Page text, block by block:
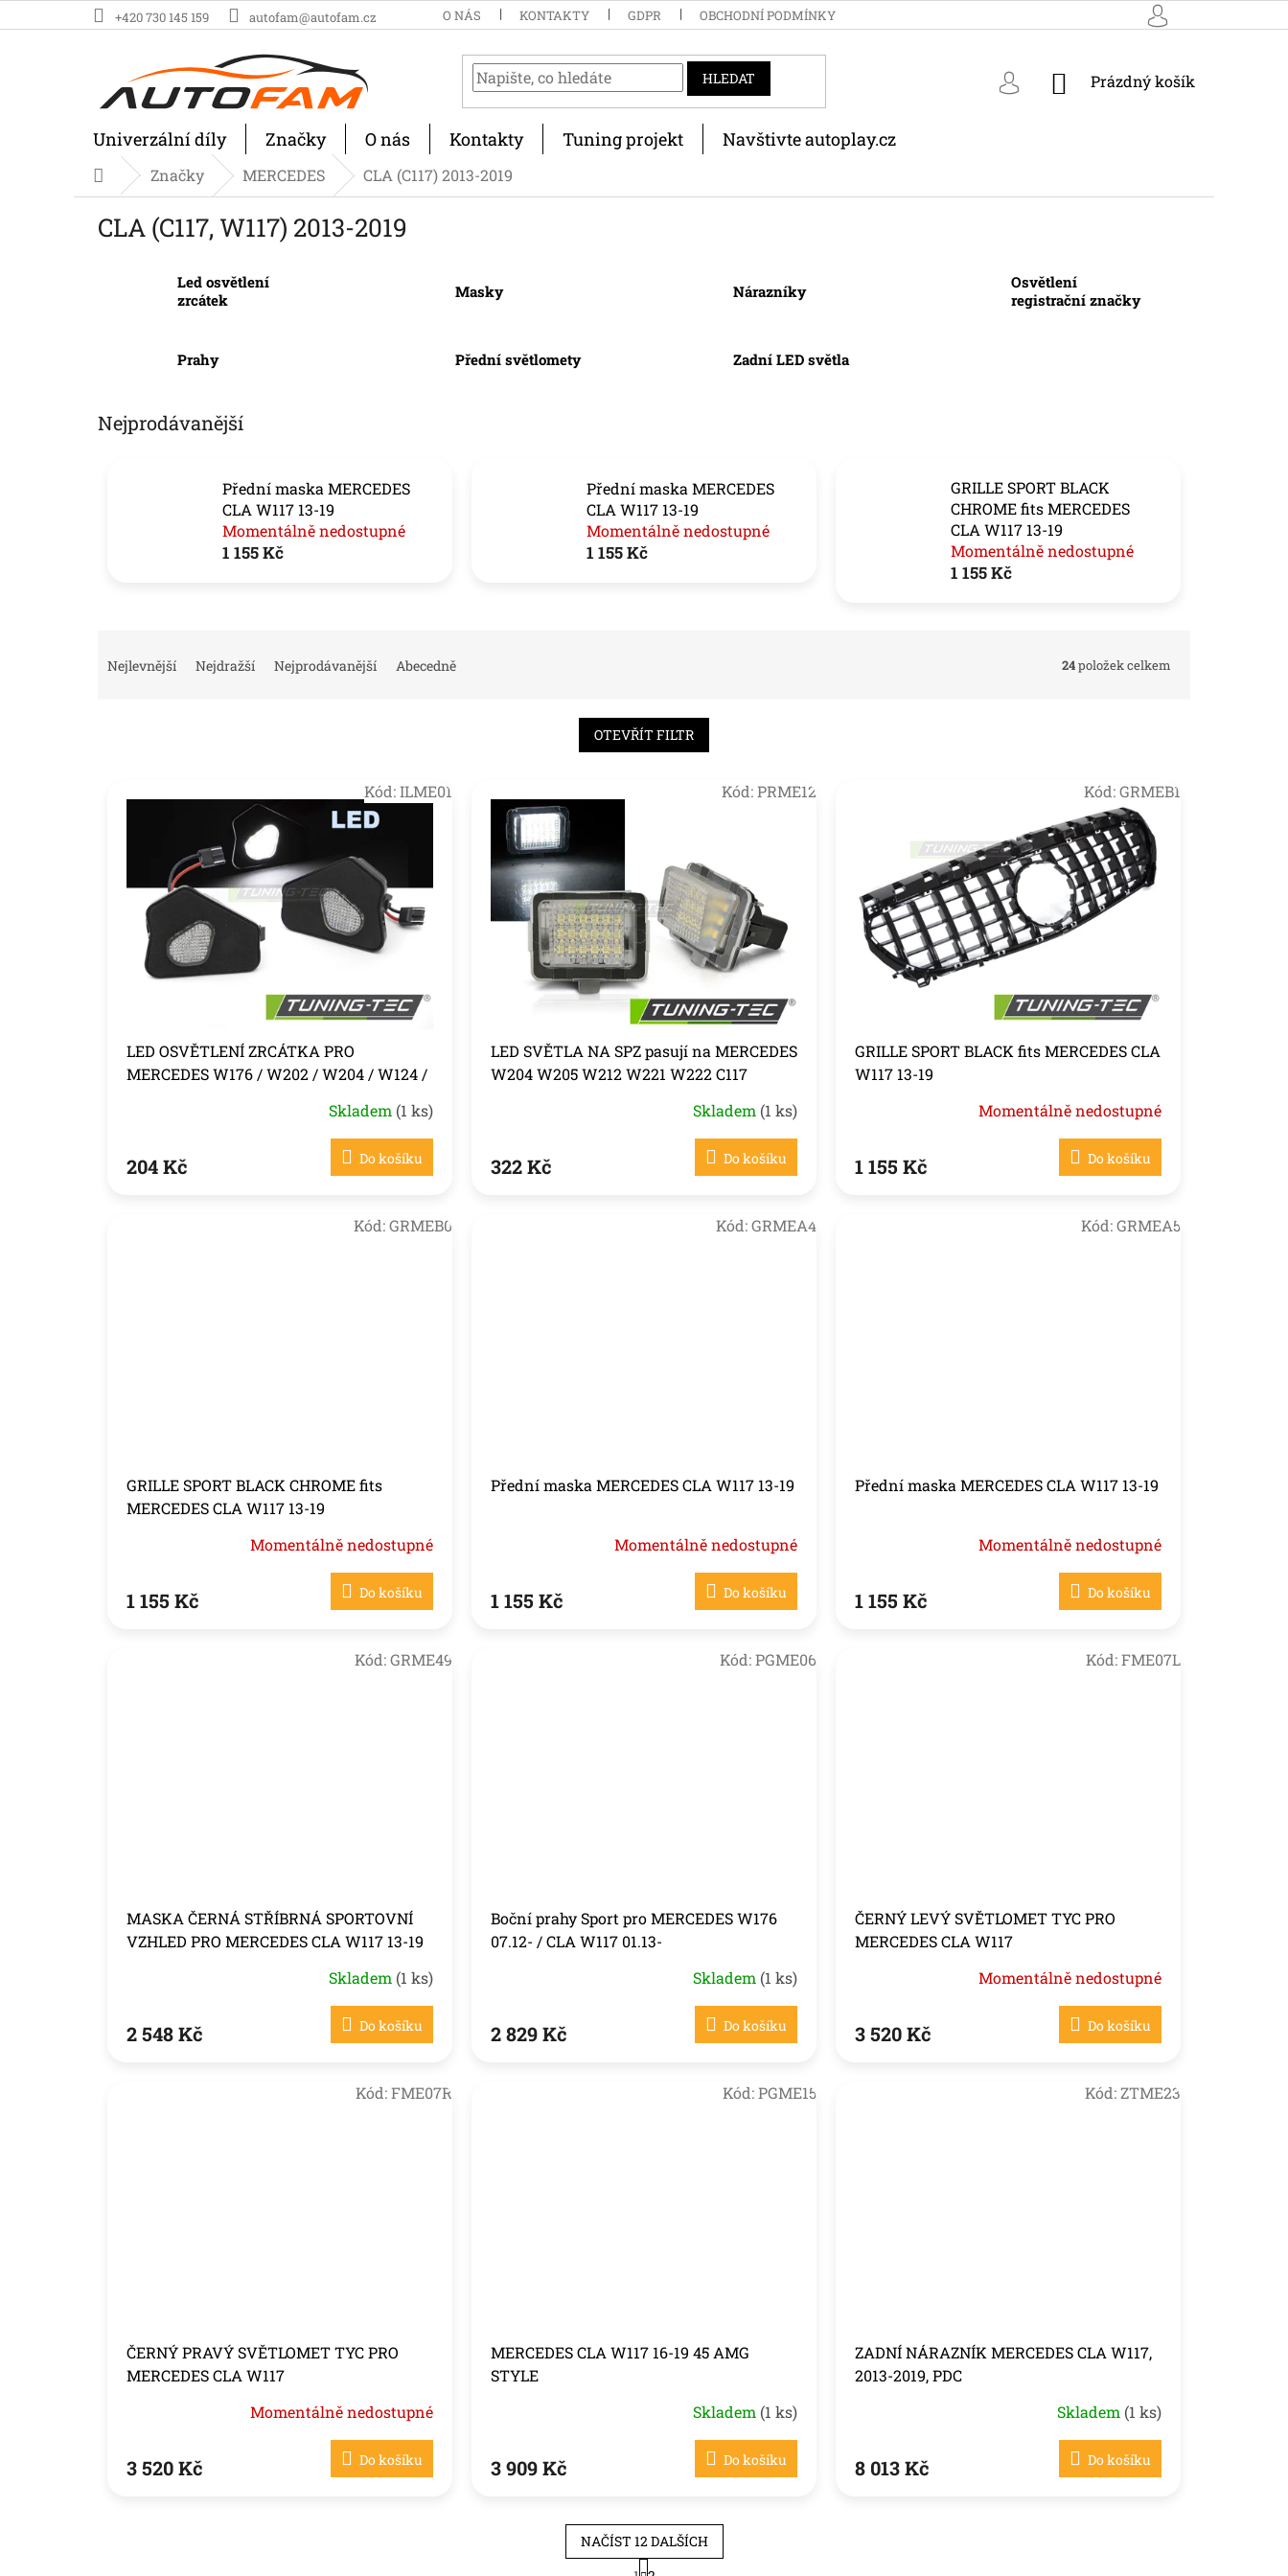
na
+420 730 145 159 autofam@autofam.cz O NÁS KONTAKTY GDPR OBCHODNÍ PODMÍNKY
HLEDAT
NÁKUPNÍ
Prázdný košík
Univerzální díly Značky O nás Kontakty Tuning projekt Navštivte autoplay.cz
DomůZnačky MERCEDES CLA (C117) 2013-2019
CLA (C117, W117) 2013-2019
Led osvětlení
zrcátek
Masky Nárazníky
Osvětlení
registrační značky
Prahy Přední světlomety Zadní LED světla
Nejprodávanější
Přední maska MERCEDES
CLA W117 13-19
Momentálně nedostupné
1 155 Kč
Přední maska MERCEDES
CLA W117 13-19
Momentálně nedostupné
1 155 Kč
GRILLE SPORT BLACK
CHROME fits MERCEDES
CLA W117 13-19
Momentálně nedostupné
1 155 Kč
Nejlevnější Nejdražší Nejprodávanější Abecedně 24položek celkem
OTEVŘÍT FILTR
LED OSVĚTLENÍ ZRCÁTKA PRO
MERCEDES W176 / W202 / W204 / W124 /
Skladem (1 ks)
204 Kč Do košíku
Kód:ILME01
LED SVĚTLA NA SPZ pasují na MERCEDES
W204 W205 W212 W221 W222 C117
Skladem (1 ks)
322 Kč Do košíku
Kód:PRME12
GRILLE SPORT BLACK fits MERCEDES CLA
W117 13-19
Momentálně nedostupné
1 155 Kč Do košíku
Kód:GRMEB1
GRILLE SPORT BLACK CHROME fits
MERCEDES CLA W117 13-19
Momentálně nedostupné
1 155 Kč Do košíku
Kód:GRMEB0
Přední maska MERCEDES CLA W117 13-19
Momentálně nedostupné
1 155 Kč Do košíku
Kód:GRMEA4
Přední maska MERCEDES CLA W117 13-19
Momentálně nedostupné
1 155 Kč Do košíku
Kód:GRMEA5
MASKA ČERNÁ STŘÍBRNÁ SPORTOVNÍ
VZHLED PRO MERCEDES CLA W117 13-19
Skladem (1 ks)
2 548 Kč Do košíku
Kód:GRME49
Boční prahy Sport pro MERCEDES W176
07.12- / CLA W117 01.13-
Skladem (1 ks)
2 829 Kč Do košíku
Kód:PGME06
ČERNÝ LEVÝ SVĚTLOMET TYC PRO
MERCEDES CLA W117
Momentálně nedostupné
3 520 Kč Do košíku
Kód:FME07L
ČERNÝ PRAVÝ SVĚTLOMET TYC PRO
MERCEDES CLA W117
Momentálně nedostupné
3 520 Kč Do košíku
Kód:FME07R
MERCEDES CLA W117 16-19 45 AMG
STYLE
Skladem (1 ks)
3 909 Kč Do košíku
Kód:PGME15
ZADNÍ NÁRAZNÍK MERCEDES CLA W117,
2013-2019, PDC
Skladem (1 ks)
8 013 Kč Do košíku
Kód:ZTME23
NAČÍST 12 DALŠÍCH
S